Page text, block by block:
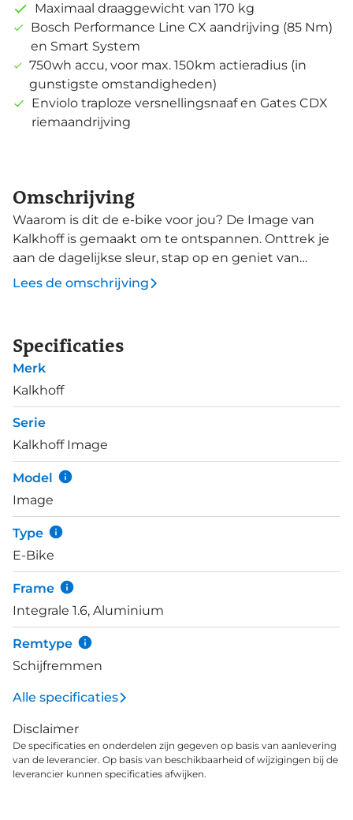
Maximaal draaggewicht van 170 kg
Bosch Performance Line CX aandrijving (85 Nm)
en Smart System
750wh accu, voor max. 150km actieradius (in
gunstigste omstandigheden)
Enviolo traploze versnellingsnaaf en Gates CDX
riemaandrijving
Omschrijving
Waarom is dit de e-bike voor jou? De Image van
Kalkhoff is gemaakt om te ontspannen. Onttrek je
aan de dagelijkse sleur, stap op en geniet van
stressvrij rijden zonder moeite. Deze moderne e-
Het bevat onder meer een krachtige Bosch
Performance Line CX Smart motor, met flinke
750Wh accu en Kiox 300 kleurendisplay en
Bluetooth connectie voor koppeling aan je
smartphone. Twijfel nooit meer over de juiste
versnelling met de traploze versnellingsnaaf van
Enviolo. De aandrijving met een oersterke en
onderhoudsvriendelijke Gates CDX riem zal je vele
kilometers zorgeloos fietsplezier leveren. Iedere
Image heeft stevige en brede Schwalbe banden,
een verende voorvork en verende zadelpen voor
maximaal comfort.
Lees de omschrijving
Specificaties
Merk
Kalkhoff
Serie
Kalkhoff Image
Model
Image
Type
E-Bike
Frame
Integrale 1.6, Aluminium
Remtype
Schijfremmen
Alle specificaties
Disclaimer
De specificaties en onderdelen zijn gegeven op basis van aanlevering
van de leverancier. Op basis van beschikbaarheid of wijzigingen bij de
leverancier kunnen specificaties afwijken.